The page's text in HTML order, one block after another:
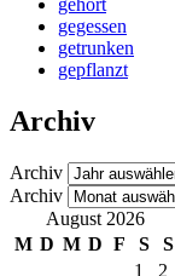
gehört
gegessen
getrunken
gepflanzt
Archiv
Archiv
Archiv
August 2026
M D M D F S
S
1
2